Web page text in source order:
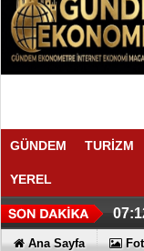
GÜNDEM TURİZM
YEREL
Ana Sayfa